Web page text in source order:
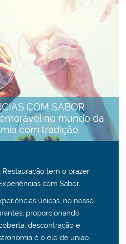
COM SABOR
no mundo da
com tradição.
Restauração tem o prazer
com Sabor.
únicas, no nosso
proporcionando
descontração e
é o elo de união.